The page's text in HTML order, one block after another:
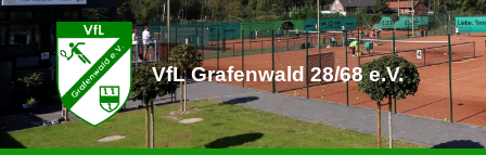
Zum
springen
VfL Grafenwald 28/68 e.V.